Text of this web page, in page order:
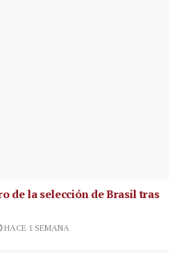
de la selección de Brasil tras
HACE 1 SEMANA